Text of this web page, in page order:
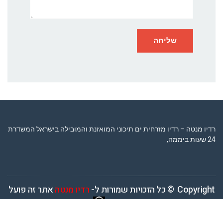
רדיו מנטה – רדיו מזרחית ים תיכוני המואזנת והמובילה בישראל המשדרת
24 שעות ביממה,
Copyright © כל הזכויות שמורות ל- רדיו מנטהאתר זה פועל